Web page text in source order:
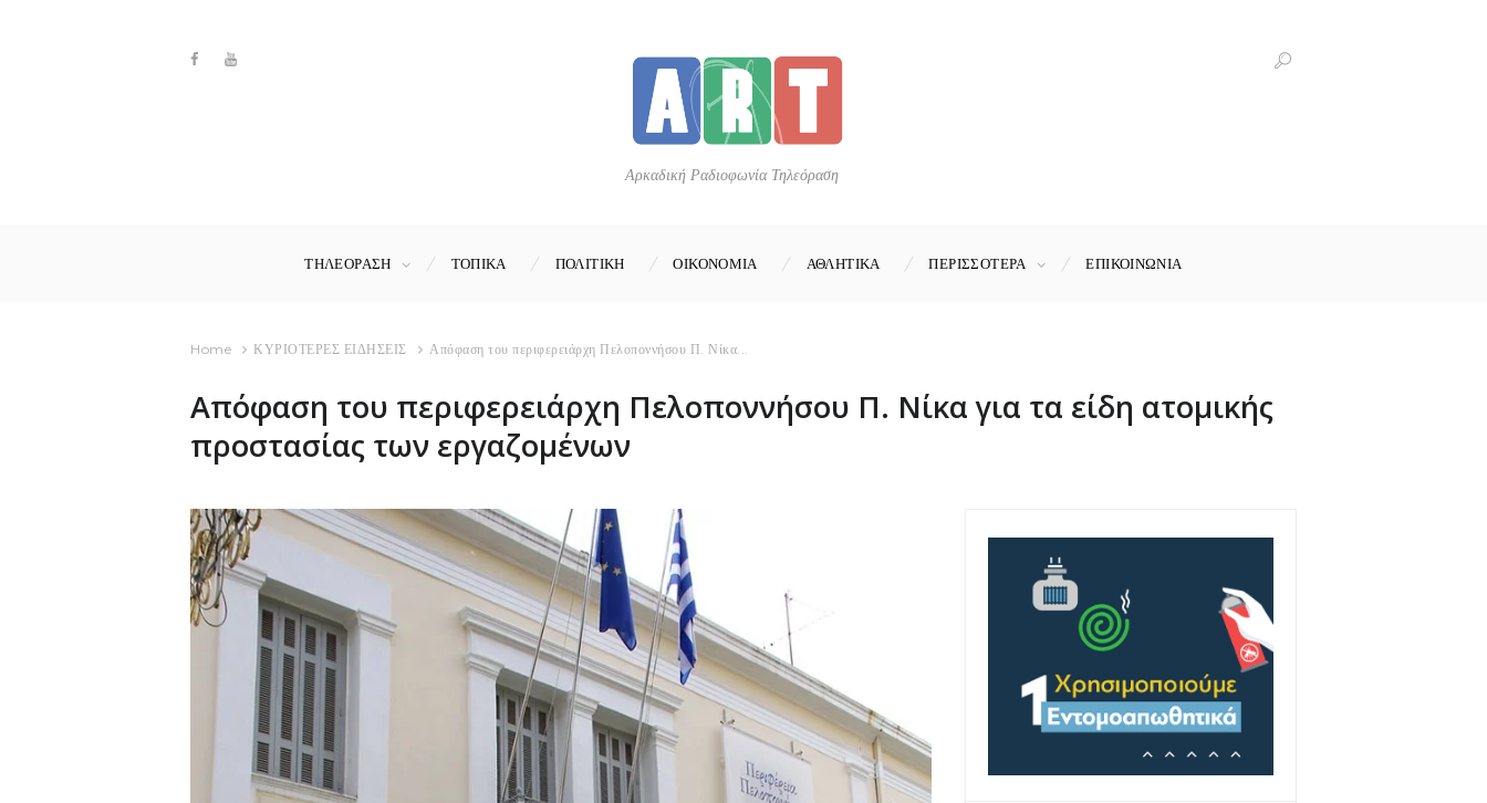
Αρκαδική Ραδιοφωνία Τηλεόραση
ΤΗΛΕΟΡΑΣΗ ΤΟΠΙΚΑ ΠΟΛΙΤΙΚΗ ΟΙΚΟΝΟΜΙΑ ΑΘΛΗΤΙΚΑ ΠΕΡΙΣΣΟΤΕΡΑ ΕΠΙΚΟΙΝΩΝΊΑ
Home ΚΥΡΙΟΤΕΡΕΣ ΕΙΔΗΣΕΙΣ Απόφαση του περιφερειάρχη Πελοποννήσου Π. Νίκα...
Απόφαση του περιφερειάρχη Πελοποννήσου Π. Νίκα για τα είδη ατομικής
προστασίας των εργαζομένων